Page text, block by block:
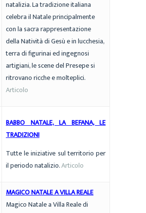
natalizia. La tradizione italiana
celebra il Natale principalmente
con la sacra rappresentazione
della Natività di Gesù e in lucchesia,
terra di figurinai ed ingegnosi
artigiani, le scene del Presepe si
ritrovano ricche e molteplici.
Articolo
BABBO NATALE, LA BEFANA, LE
TRADIZIONI
Tutte le iniziative sul territorio per
il periodo natalizio.Articolo
MAGICO NATALE A VILLA REALE
Magico Natale a Villa Reale di